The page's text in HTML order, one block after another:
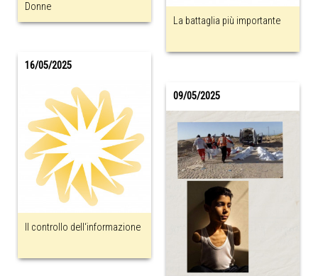
Donne
La battaglia più importante
16/05/2025
Il controllo dell‘informazione
09/05/2025